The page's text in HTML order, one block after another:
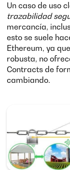
Un caso de uso
trazabilidad
mercancía,
esto se suele
Ethereum, ya
robusta, no
Contracts de
cambiando.